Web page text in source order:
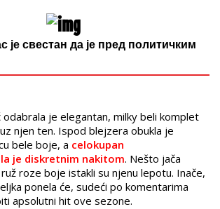
је свестан да је пред политичким
odabrala je elegantan, milky beli komplet
njen ten. Ispod blejzera obukla je
bele boje, a celokupan
je diskretnim nakitom. Nešto jača
ruž roze boje istakli su njenu lepotu. Inače,
ponela će, sudeći po komentarima
apsolutni hit ove sezone.